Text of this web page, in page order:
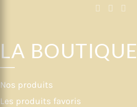
LA BOUTIQUE
Nos produits
Les produits favoris